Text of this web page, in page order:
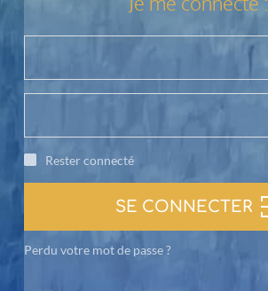
Rester connecté
SE CONNECTER
Perdu votre mot de passe ?